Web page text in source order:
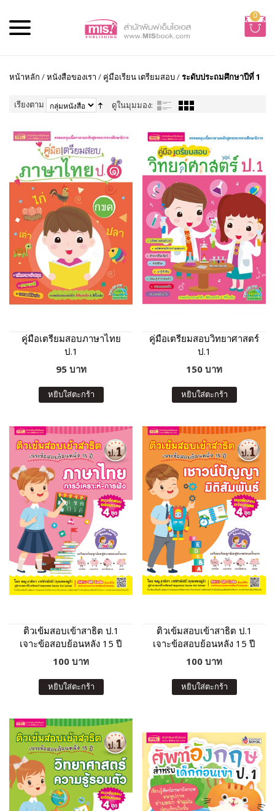
0
หน้าหลัก /หนังสือของเรา / คู่มือเรียน เตรียมสอบ/ระดับประถมศึกษาปีที่ 1
เรียงตาม ดูในมุมมอง:
คู่มือเตรียมสอบภาษาไทย
ป.1
95 บาท
หยิบใส่ตะกร้า
คู่มือเตรียมสอบวิทยาศาสตร์
ป.1
150 บาท
หยิบใส่ตะกร้า
ติวเข้มสอบเข้าสาธิต ป.1
เจาะข้อสอบย้อนหลัง 15 ปี
ภาษาไทย-การวิเคราะห์ การ
100 บาท
หยิบใส่ตะกร้า
ติวเข้มสอบเข้าสาธิต ป.1
เจาะข้อสอบย้อนหลัง 15 ปี
เชาวน์ปัญญา มิติสัมพันธ์
100 บาท
หยิบใส่ตะกร้า